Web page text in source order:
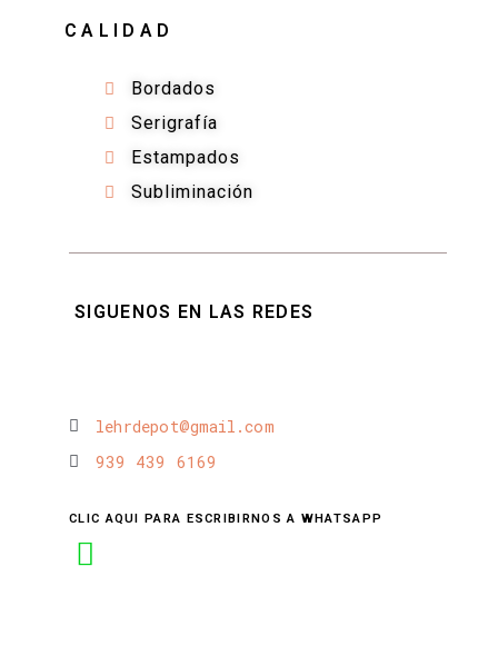
CALIDAD
Bordados
Serigrafía
Estampados
Subliminación
SIGUENOS EN LAS REDES
lehrdepot@gmail.com
939 439 6169
CLIC AQUI PARA ESCRIBIRNOS A WHATSAPP